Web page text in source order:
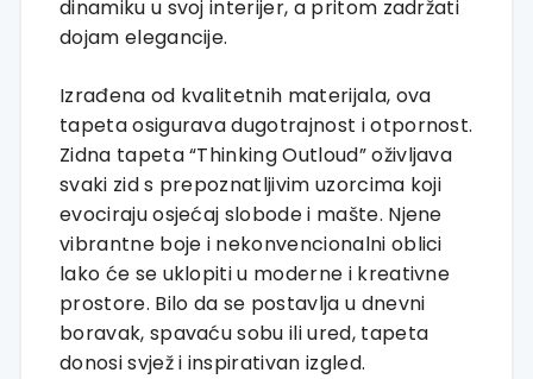
dinamiku u svoj interijer, a pritom zadržati
dojam elegancije.
Izrađena od kvalitetnih materijala, ova
tapeta osigurava dugotrajnost i otpornost.
Zidna tapeta “Thinking Outloud” oživljava
svaki zid s prepoznatljivim uzorcima koji
evociraju osjećaj slobode i mašte. Njene
vibrantne boje i nekonvencionalni oblici
lako će se uklopiti u moderne i kreativne
prostore. Bilo da se postavlja u dnevni
boravak, spavaću sobu ili ured, tapeta
donosi svjež i inspirativan izgled.